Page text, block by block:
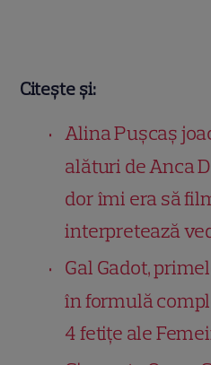
Citește și:
Alina Pușcaș
alături de Anca
dor îmi era să
interpretează
Gal Gadot,
în formulă
4 fetițe ale